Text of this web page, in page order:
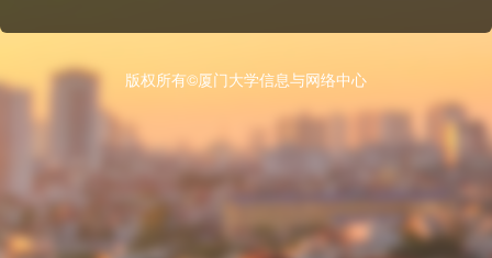
版权所有©厦门大学信息与网络中心